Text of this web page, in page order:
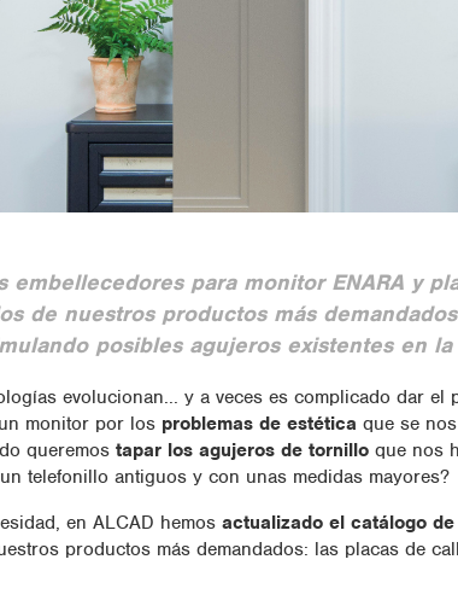
embellecedores para monitor ENARA y
de nuestros productos más
posibles agujeros existentes en la
evolucionan... y a veces es complicado dar el
monitor por los problemas de estética que se
queremos tapar los agujeros de tornilloque nos
telefonillo antiguos y con unas medidas mayores?
en ALCAD hemos actualizado el catálogo
productos más demandados: las placas de